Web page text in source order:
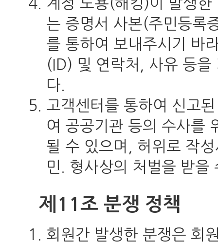
계정 도용(해킹)이 발생
는 증명서 사본(주민등록
를 통하여 보내주시기 바
(ID) 및 연락처, 사유 등을
다.
고객센터를 통하여 신고
여 공공기관 등의 수사를
될 수 있으며, 허위로 작
민. 형사상의 처벌을 받을
제11조 분쟁 정책
회원간 발생한 분쟁은 회